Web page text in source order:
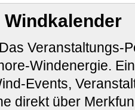
Veranstaltungs-
Windenergie.
Events,
direkt über